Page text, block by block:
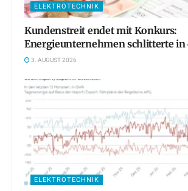
ELEKTROTECHNIK
Kundenstreit endet mit Konkurs:
Energieunternehmen schlitterte in
3. AUGUST 2026
ELEKTROTECHNIK